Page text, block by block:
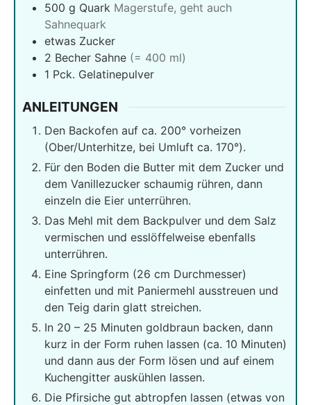
500 g Quark Magerstufe, geht auch
Sahnequark
etwas Zucker
2 Becher Sahne (= 400 ml)
1 Pck. Gelatinepulver
ANLEITUNGEN
Den Backofen auf ca. 200° vorheizen
(Ober/Unterhitze, bei Umluft ca. 170°).
Für den Boden die Butter mit dem Zucker und
dem Vanillezucker schaumig rühren, dann
einzeln die Eier unterrühren.
Das Mehl mit dem Backpulver und dem Salz
vermischen und esslöffelweise ebenfalls
unterrühren.
Eine Springform (26 cm Durchmesser)
einfetten und mit Paniermehl ausstreuen und
den Teig darin glatt streichen.
In 20 – 25 Minuten goldbraun backen, dann
kurz in der Form ruhen lassen (ca. 10 Minuten)
und dann aus der Form lösen und auf einem
Kuchengitter auskühlen lassen.
Die Pfirsiche gut abtropfen lassen (etwas von